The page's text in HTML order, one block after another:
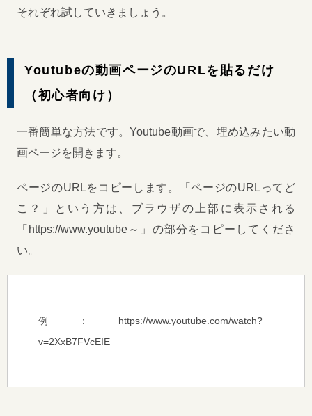
それぞれ試していきましょう。
Youtubeの動画ページのURLを貼るだけ
（初心者向け）
一番簡単な方法です。Youtube動画で、埋め込みたい動
画ページを開きます。
ページのURLをコピーします。「ページのURLってど
こ？」という方は、ブラウザの上部に表示される
「https://www.youtube～」の部分をコピーしてくださ
い。
例：https://www.youtube.com/watch?
v=2XxB7FVcEIE